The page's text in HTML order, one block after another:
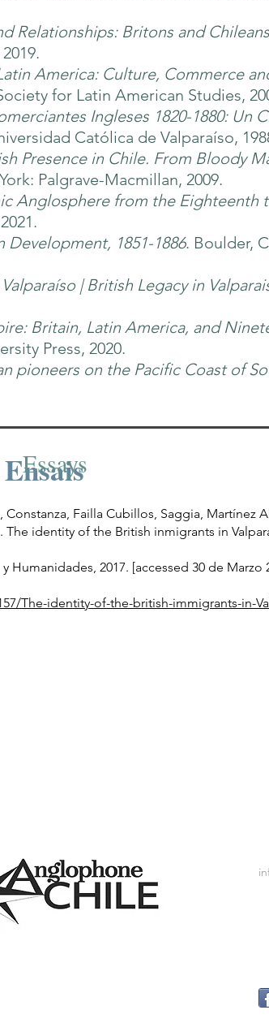
Relationships: Britons and
America: Culture, Commerce
for Latin American Studies,
Ingleses 1820-1880: Un
Católica de Valparaíso,
Presence in Chile. From Bloody
Palgrave-Macmillan, 2009.
Anglosphere from the Eighteenth
1851-1886. Boulder,
| British Legacy in
Britain, Latin America, and
Press, 2020.
pioneers on the Pacific Coast of
Ensais
Failla Cubillos, Saggia, Martínez
identity of the British inmigrants in
2017. [accessed 30 de Marzo
The-identity-of-the-british-immigrants-in-
Essays